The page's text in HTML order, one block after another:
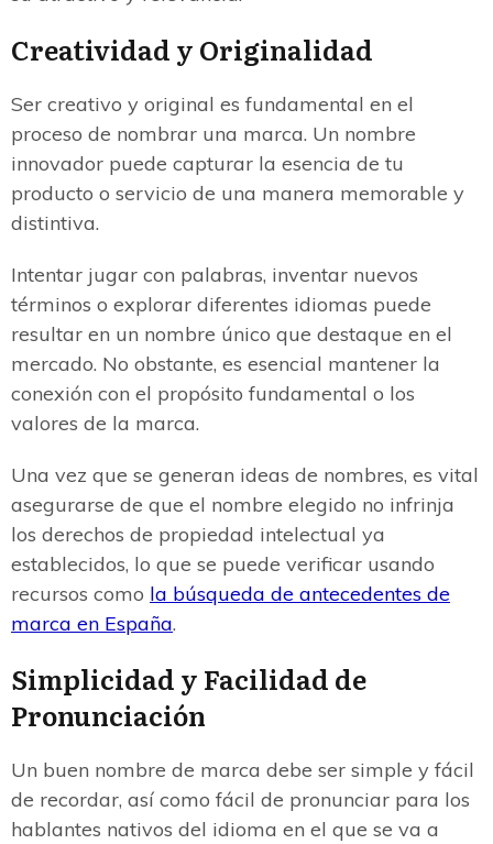
Creatividad y Originalidad
Ser creativo y original es fundamental en el
proceso de nombrar una marca. Un nombre
innovador puede capturar la esencia de tu
producto o servicio de una manera memorable y
distintiva.
Intentar jugar con palabras, inventar nuevos
términos o explorar diferentes idiomas puede
resultar en un nombre único que destaque en el
mercado. No obstante, es esencial mantener la
conexión con el propósito fundamental o los
valores de la marca.
Una vez que se generan ideas de nombres, es vital
asegurarse de que el nombre elegido no infrinja
los derechos de propiedad intelectual ya
establecidos, lo que se puede verificar usando
recursos como la búsqueda de antecedentes de
marca en España.
Simplicidad y Facilidad de
Pronunciación
Un buen nombre de marca debe ser simple y fácil
de recordar, así como fácil de pronunciar para los
hablantes nativos del idioma en el que se va a